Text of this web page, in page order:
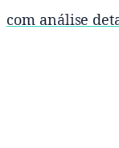
com análise